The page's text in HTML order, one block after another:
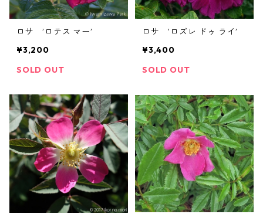
ロサ ’ロテス マー’
¥3,200
SOLD OUT
ロサ ’ロズレ ドゥ ライ’
¥3,400
SOLD OUT